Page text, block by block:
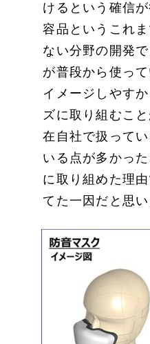
けるという確信
容品というこれ
ない分野の開発
が普段から使っ
イメージしやす
ズに取り組むこ
在自社で扱って
いる点が多かっ
に取り組めた理
てた一因だと思い